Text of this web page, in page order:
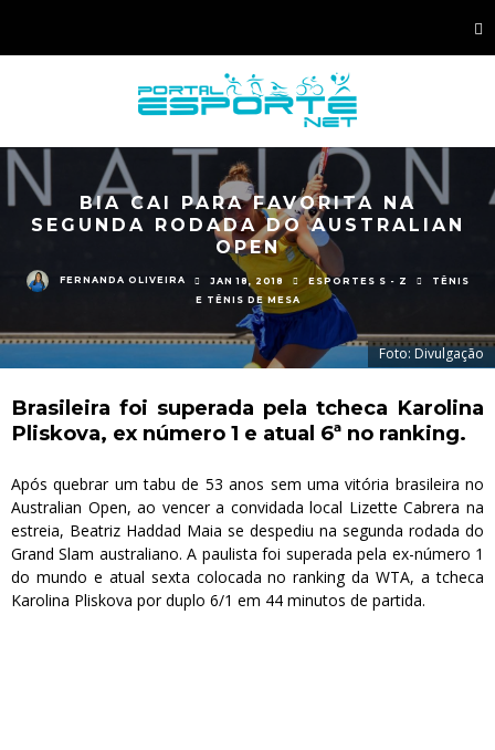
BIA CAI PARA FAVORITA NA
SEGUNDA RODADA DO AUSTRALIAN
OPEN
FERNANDA OLIVEIRA JAN 18, 2018 ESPORTES S - Z
TÊNIS
E TÊNIS DE MESA
Foto: Divulgação
Brasileira foi superada pela tcheca Karolina
Pliskova, ex número 1 e atual 6ª no ranking.
Após quebrar um tabu de 53 anos sem uma vitória brasileira no
Australian Open, ao vencer a convidada local Lizette Cabrera na
estreia, Beatriz Haddad Maia se despediu na segunda rodada do
Grand Slam australiano. A paulista foi superada pela ex-número 1
do mundo e atual sexta colocada no ranking da WTA, a tcheca
Karolina Pliskova por duplo 6/1 em 44 minutos de partida.